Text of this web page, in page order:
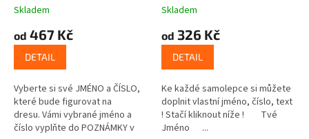
Skladem
od 467 Kč
DETAIL
Vyberte si své JMÉNO a ČÍSLO,
které bude figurovat na
dresu. Vámi vybrané jméno a
číslo vyplňte do POZNÁMKY v
Skladem
od 326 Kč
DETAIL
Ke každé samolepce si můžete
doplnit vlastní jméno, číslo, text
! Stačí kliknout níže ! Tvé
Jméno ...